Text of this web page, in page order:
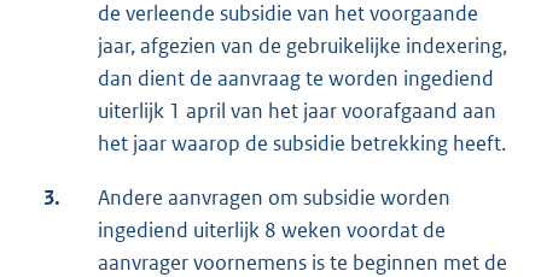
de verleende subsidie van het voorgaande
jaar, afgezien van de gebruikelijke indexering,
dan dient de aanvraag te worden ingediend
uiterlijk 1 april van het jaar voorafgaand aan
het jaar waarop de subsidie betrekking heeft.
3.
Andere aanvragen om subsidie worden
ingediend uiterlijk 8 weken voordat de
aanvrager voornemens is te beginnen met de